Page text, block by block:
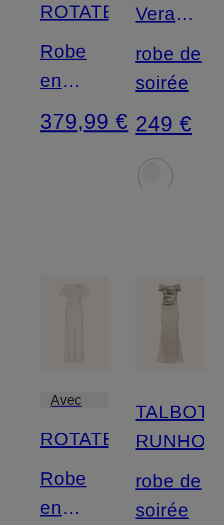
ROTATE
Robe
en
satin
379,99 €
Vera
Mont
robe de
soirée
249 €
Avec
ROTATE
Robe
en
TALBOT
RUNHOF
robe de
soirée